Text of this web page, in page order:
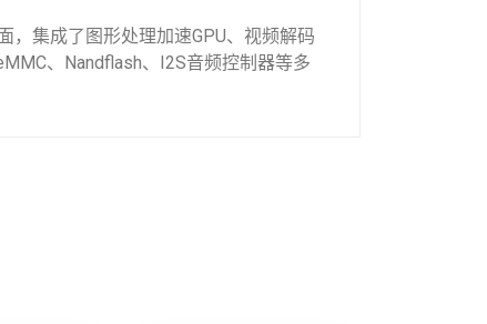
，集成了图形处理加速GPU、视频解码
、Nandflash、I2S音频控制器等多